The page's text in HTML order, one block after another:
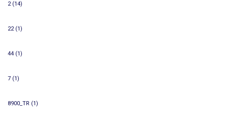
2(14)
22(1)
44 (1)
7 (1)
8900_TR (1)